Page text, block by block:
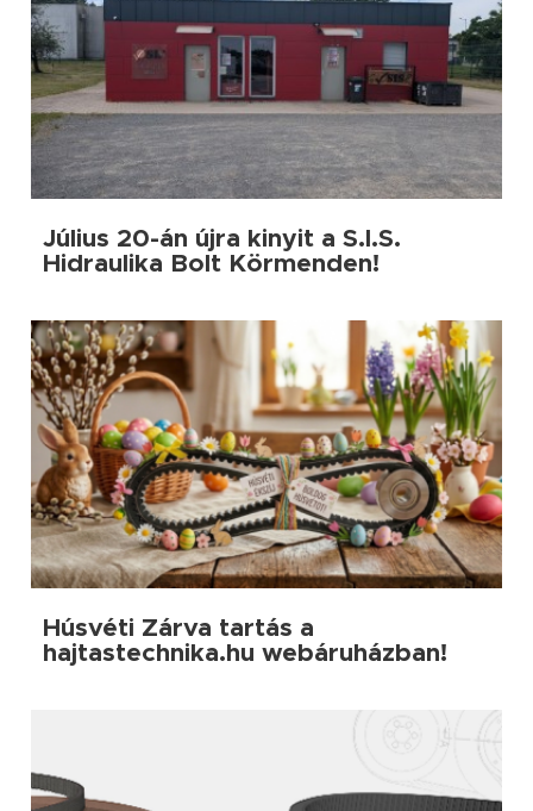
Július 20-án újra kinyit a S.I.S.
Hidraulika Bolt Körmenden!
Húsvéti Zárva tartás a
hajtastechnika.hu webáruházban!